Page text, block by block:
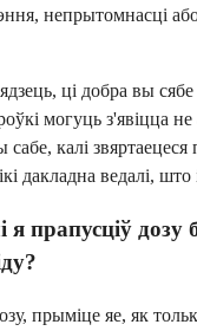
непрытомнасці
ці добра вы
могуць з'явіцца
сабе, калі
дакладна ведалі, што
прапусціў дозу
прыміце яе, як